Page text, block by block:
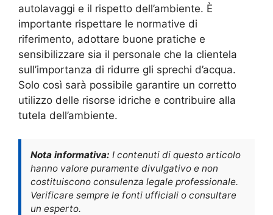
autolavaggi e il rispetto dell’ambiente. È
importante rispettare le normative di
riferimento, adottare buone pratiche e
sensibilizzare sia il personale che la clientela
sull’importanza di ridurre gli sprechi d’acqua.
Solo così sarà possibile garantire un corretto
utilizzo delle risorse idriche e contribuire alla
tutela dell’ambiente.
Nota informativa: I contenuti di questo articolo
hanno valore puramente divulgativo e non
costituiscono consulenza legale professionale.
Verificare sempre le fonti ufficiali o consultare
un esperto.